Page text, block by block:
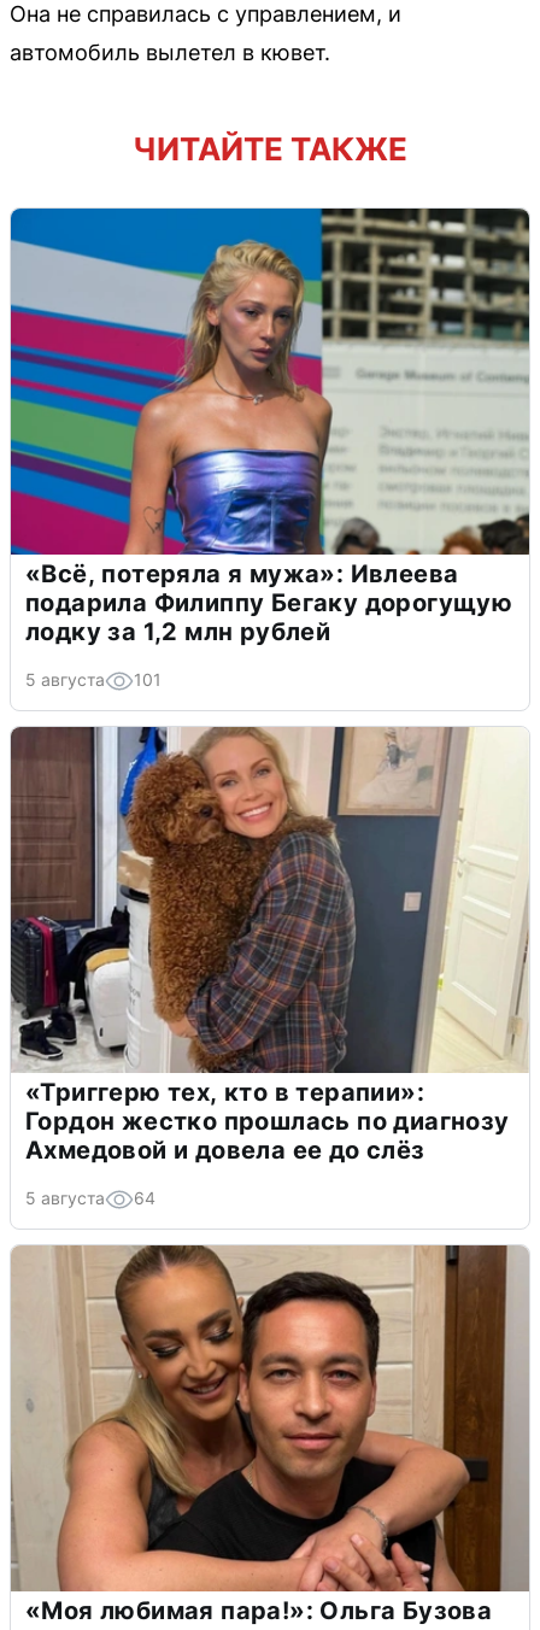
Она не справилась с управлением, и
автомобиль вылетел в кювет.
ЧИТАЙТЕ ТАКЖЕ
«Всё, потеряла я мужа»: Ивлеева
подарила Филиппу Бегаку дорогущую
лодку за 1,2 млн рублей
5 августа 101
«Триггерю тех, кто в терапии»:
Гордон жестко прошлась по диагнозу
Ахмедовой и довела ее до слёз
5 августа 64
«Моя любимая пара!»: Ольга Бузова